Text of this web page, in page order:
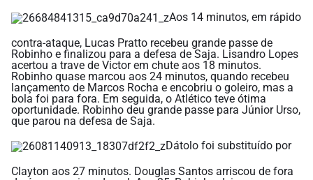
Aos 14 minutos, em rápido
contra-ataque, Lucas Pratto recebeu grande passe de
Robinho e finalizou para a defesa de Saja. Lisandro Lopes
acertou a trave de Victor em chute aos 18 minutos.
Robinho quase marcou aos 24 minutos, quando recebeu
lançamento de Marcos Rocha e encobriu o goleiro, mas a
bola foi para fora. Em seguida, o Atlético teve ótima
oportunidade. Robinho deu grande passe para Júnior Urso,
que parou na defesa de Saja.
Dátolo foi substituído por
Clayton aos 27 minutos. Douglas Santos arriscou de fora